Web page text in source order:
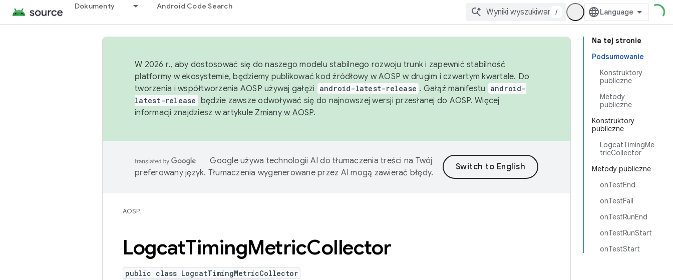
Dokumenty Android Code Search
/
Na tej stronie
Podsumowanie
Konstruktory
publiczne
Metody
publiczne
Konstruktory
publiczne
LogcatTimingMe
tricCollector
Metody publiczne
onTestEnd
onTestFail
onTestRunEnd
onTestRunStart
onTestStart
W 2026 r., aby dostosować się do naszego modelu stabilnego rozwoju trunk i zapewnić stabilność
platformy w ekosystemie, będziemy publikować kod źródłowy w AOSP w drugim i czwartym kwartale. Do
tworzenia i współtworzenia AOSP używaj gałęzi
android-latest-release . Gałąź manifestu
android-
latest-release będzie zawsze odwoływać się do najnowszej wersji przesłanej do AOSP. Więcej
informacji znajdziesz w artykule Zmiany w AOSP.
Google używa technologii AI do tłumaczenia treści na Twój
preferowany język. Tłumaczenia wygenerowane przez AI mogą zawierać błędy.
AOSP
LogcatTimingMetricCollector
public class LogcatTimingMetricCollector